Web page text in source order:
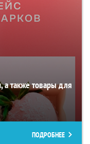
а также товары для
ПОДРОБНЕЕ